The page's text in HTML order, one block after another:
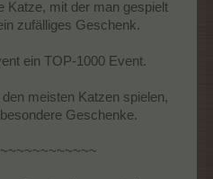
Katze, mit der man gespielt
zufälliges Geschenk.
ein TOP-1000 Event.
meisten Katzen spielen,
Geschenke.